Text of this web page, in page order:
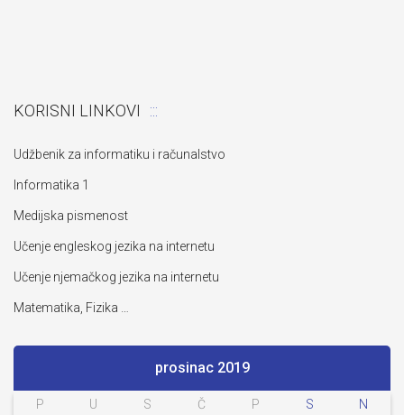
KORISNI LINKOVI
Udžbenik za informatiku i računalstvo
Informatika 1
Medijska pismenost
Učenje engleskog jezika na internetu
Učenje njemačkog jezika na internetu
Matematika, Fizika …
prosinac 2019
P U S Č P S N